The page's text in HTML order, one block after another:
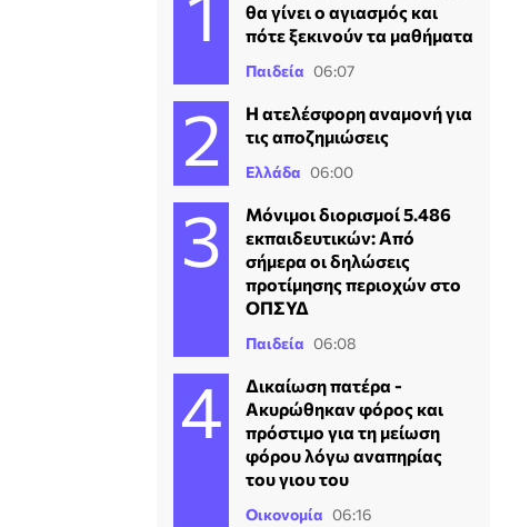
θα γίνει ο αγιασμός και
πότε ξεκινούν τα μαθήματα
Παιδεία 06:07
Η ατελέσφορη αναμονή για
τις αποζημιώσεις
Ελλάδα 06:00
Μόνιμοι διορισμοί 5.486
εκπαιδευτικών: Από
σήμερα οι δηλώσεις
προτίμησης περιοχών στο
ΟΠΣΥΔ
Παιδεία 06:08
Δικαίωση πατέρα -
Ακυρώθηκαν φόρος και
πρόστιμο για τη μείωση
φόρου λόγω αναπηρίας
του γιου του
Οικονομία 06:16